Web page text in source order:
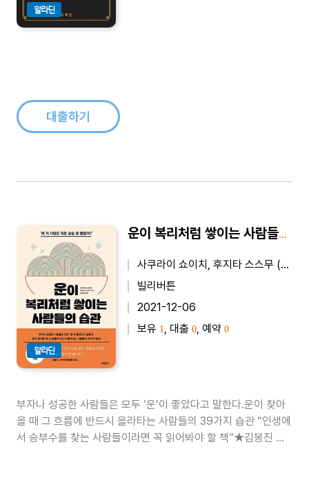
알라딘
대출하기
알라딘
운이 복리처럼 쌓이는 사람들의 습관 - ‘왜 저 사람은 뭐든 술술 잘 풀릴까?’
사쿠라이 쇼이치, 후지타 스스무 (지은이), 김현화 (옮긴이)
빌리버튼
2021-12-06
보유 1 , 대출 0 , 예약 0
부자나 성공한 사람들은 모두 ‘운’이 좋았다고 말한다.운이 찾아
올 때 그 흐름에 반드시 올라타는 사람들의 39가지 습관 “인생에
서 승부수를 찾는 사람들이라면 꼭 읽어봐야 할 책”★김봉진 ㈜